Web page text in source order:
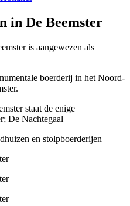
in De Beemster
is aangewezen als
boerderij in het Noord-
staat de enige
De Nachtegaal
en stolpboerderijen